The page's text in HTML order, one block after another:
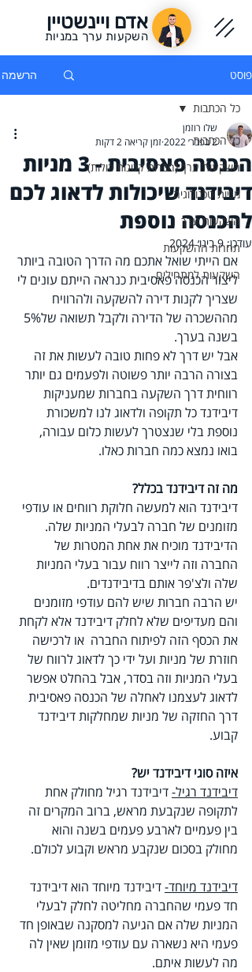
השקעות ערך במניות
אדם ויינשטיין
פוסט הרשמה
כל הכתבות
השקעות ערך (חברות קטנות וזולות)
מניות טכנולוגיה
השקעות ערך
תחרות ההשקעות
השקעות למתחילים
כל הכתבות
הכנסה פאסיבית - 3 מניות
דיבידנד שיכולות לדאוג לכם
להכנסה נוספת
שלו רוזמן
2 בפבר׳ 2022
זמן קריאה 2 דקות
עודכן:9 בינו׳ 2024
אם הייתי שואל אתכם מה הדרך הטובה ביותר
ליצור הכנסה פאסיבית כנראה הייתם עונים לי
שצריך לקנות דירה להשקעה ולהרוויח
בשנה בערך.
אבל יש דרך לא פחות טובה לעשות את זה
בצורה הרבה יותר פשוטה ולפעמים גם יותר
רווחית דרך השקעה בחברות שמעניקות
דיבידנד כל תקופה ולדאוג לנו למשכורת
נוספת בלי שנצטרך לעשות כלום עבורה,
בואו נמצא כמה חברות כאלו.
מה זה דיבידנד בכלל?
דיבידנד הוא למעשה חלוקת רווחים או עודפי
מזומנים של חברה לבעלי המניות שלה.
הדיבידנד מוכיח את אחת המטרות של
החברה וזה לייצר רווח עבור בעלי המניות
שלה ולצ'פר אותם בדיבידנדים.
יש הרבה חברות שיש להם עודפי מזומנים
והם מעדיפים שלא לחלק דיבידנד אלא לקחת
את הכסף הזה לפיתוח החברה  או לרכישה
חוזרת של מניות ועל ידי כך לדאוג לרווח של
בעלי המניות וזה בסדר, אבל בהחלט אפשר
לדאוג לעצמנו לאחלה של הכנסה פאסיבית
דרך החזקה של מניות שמחלקות דיבידנד
קבוע.
איזה סוגי דיבידנד יש?
דיבידנד רגיל- דיבידנד רגיל מחולק אחת
לתקופה שנקבעת מראש, ברוב המקרים זה
בין פעמיים לארבע פעמים בשנה והוא
מחולק בסכום שנקבע מראש וקבוע לכולם.
דיבידנד מיוחד- דיבידנד מיוחד הוא דיבידנד
חד פעמי שהחברה מחליטה לחלק לבעלי
המניות שלה אם הגיעה למסקנה שבאופן חד
פעמי היא נשארה עם עודפי מזומן שאין לה
מה לעשות איתם.